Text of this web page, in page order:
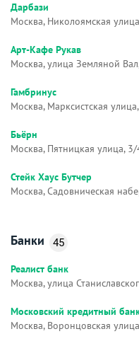
Дарбази
Москва, Николоямская
Арт-Кафе Рукав
Москва, улица Земляной
Гамбринус
Москва, Марксистская
Бьёрн
Москва, Пятницкая улица, 3/
Стейк Хаус Бутчер
Москва, Садовническая
Банки 45
Реалист банк
Москва, улица
Московский кредитный
Москва, Воронцовская